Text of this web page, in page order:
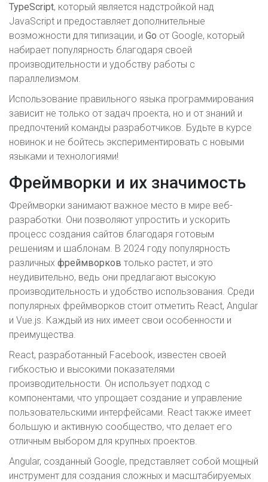
TypeScript, который является надстройкой над
JavaScript и предоставляет дополнительные
возможности для типизации, и Go от Google, который
набирает популярность благодаря своей
производительности и удобству работы с
параллелизмом.
Использование правильного языка программирования
зависит не только от задач проекта, но и от знаний и
предпочтений команды разработчиков. Будьте в курсе
новинок и не бойтесь экспериментировать с новыми
языками и технологиями!
Фреймворки и их значимость
Фреймворки занимают важное место в мире веб-
разработки. Они позволяют упростить и ускорить
процесс создания сайтов благодаря готовым
решениям и шаблонам. В 2024 году популярность
различных фреймворков только растет, и это
неудивительно, ведь они предлагают высокую
производительность и удобство использования. Среди
популярных фреймворков стоит отметить React, Angular
и Vue.js. Каждый из них имеет свои особенности и
преимущества.
React, разработанный Facebook, известен своей
гибкостью и высокими показателями
производительности. Он использует подход с
компонентами, что упрощает создание и управление
пользовательскими интерфейсами. React также имеет
большую и активную сообщество, что делает его
отличным выбором для крупных проектов.
Angular, созданный Google, представляет собой мощный
инструмент для создания сложных и масштабируемых